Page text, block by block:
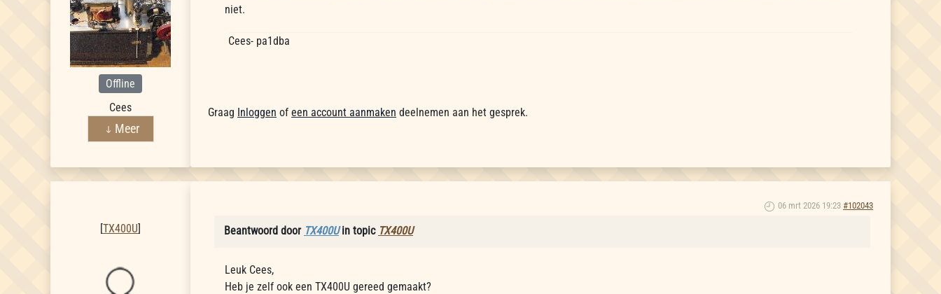
Offline
Cees
Meer
niet.
Cees- pa1dba
Graag Inloggen of een account aanmaken deelnemen aan het gesprek.
[TX400U]
06 mrt 2026 19:23 #102043
Beantwoord door TX400Uin topic TX400U
Leuk Cees,
Heb je zelf ook een TX400U gereed gemaakt?